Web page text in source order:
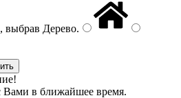
выбрав Дерево.
Вами в ближайшее время.